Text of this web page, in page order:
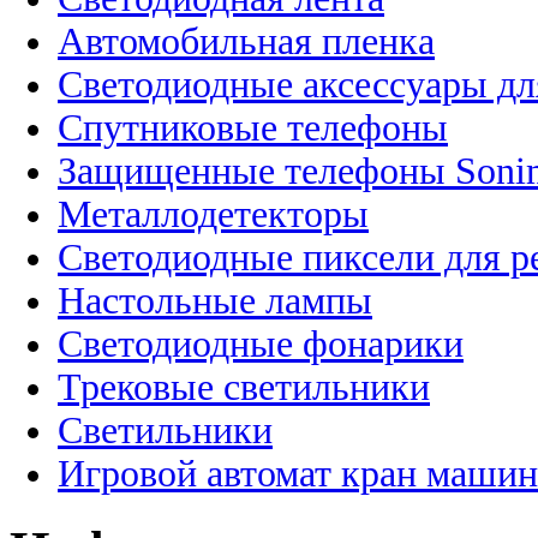
Автомобильная пленка
Светодиодные аксессуары
Спутниковые телефоны
Защищенные телефоны
Металлодетекторы
Светодиодные пиксели для
Настольные лампы
Светодиодные фонарики
Трековые светильники
Светильники
Игровой автомат кран